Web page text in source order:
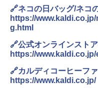
テント
[キャ
広げる
ーテ
簡単
026リ
￥
ポイ
USB
🔗ネコの日バッグ/ネコ
https://
g.html
🔗公式オンラインスト
https://
🔗カルディコーヒーフ
https://www.kaldi.co.jp/